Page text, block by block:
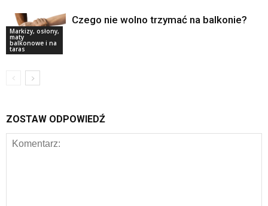
Markizy, osłony,
maty
balkonowe i na
taras
Czego nie wolno trzymać na balkonie?
ZOSTAW ODPOWIEDŹ